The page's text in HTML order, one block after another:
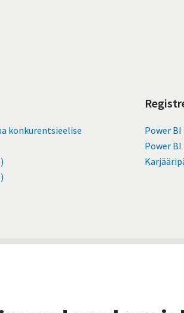
konkurentsieelise
Power
Power